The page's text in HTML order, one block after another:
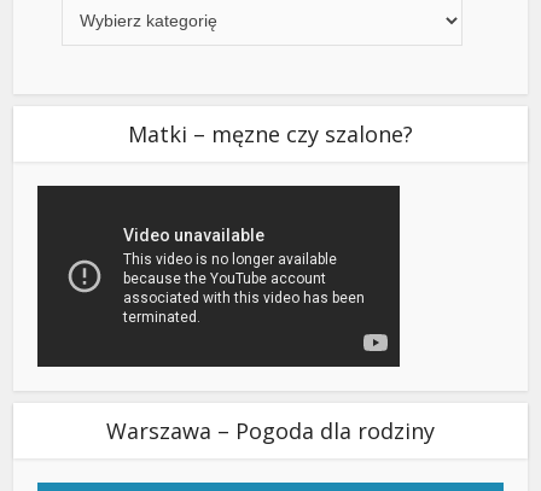
Matki – męzne czy szalone?
Warszawa – Pogoda dla rodziny